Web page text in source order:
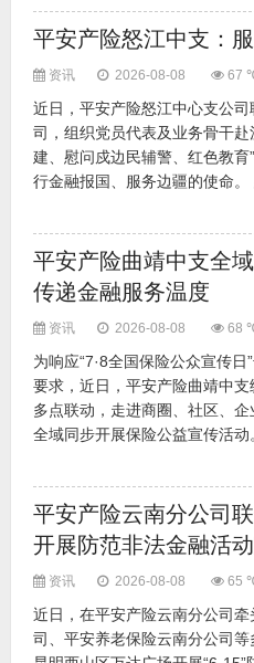
平安产险怒江中支：
资讯 2026-08-08 67
近日，平安产险怒江中心支公
司，组织党员代表及业务骨干
建、慰问戍边民辅警、红色教
行金融报国、服务边疆的使命。
平安产险曲靖中支全
传递金融服务温度
资讯 2026-08-08 68
为响应“7·8全国保险公众宣传日
要求，近日，平安产险曲靖中
多点联动，走进商圈、社区、
全域同步开展保险公益宣传活动
平安产险云南分公司
开展防范非法金融活
资讯 2026-08-08 65
近日，在平安产险云南分公司
司、平安养老保险云南分公司